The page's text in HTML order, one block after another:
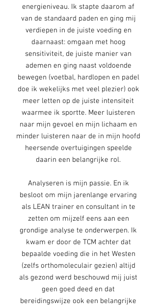
energieniveau. Ik stapte daarom af
van de standaard paden en ging mij
verdiepen in de juiste voeding en
daarnaast: omgaan met hoog
sensitiviteit, de juiste manier van
ademen en ging naast voldoende
bewegen (voetbal, hardlopen en padel
doe ik wekelijks met veel plezier) ook
meer letten op de juiste intensiteit
waarmee ik sportte. Meer luisteren
naar mijn gevoel en mijn lichaam en
minder luisteren naar de in mijn hoofd
heersende overtuigingen speelde
daarin een belangrijke rol.
Analyseren is mijn passie. En ik
besloot om mijn jarenlange ervaring
als LEAN trainer en consultant in te
zetten om mijzelf eens aan een
grondige analyse te onderwerpen. Ik
kwam er door de TCM achter dat
bepaalde voeding die in het Westen
(zelfs orthomoleculair gezien) altijd
als gezond werd beschouwd mij juist
geen goed deed en dat
bereidingswijze ook een belangrijke